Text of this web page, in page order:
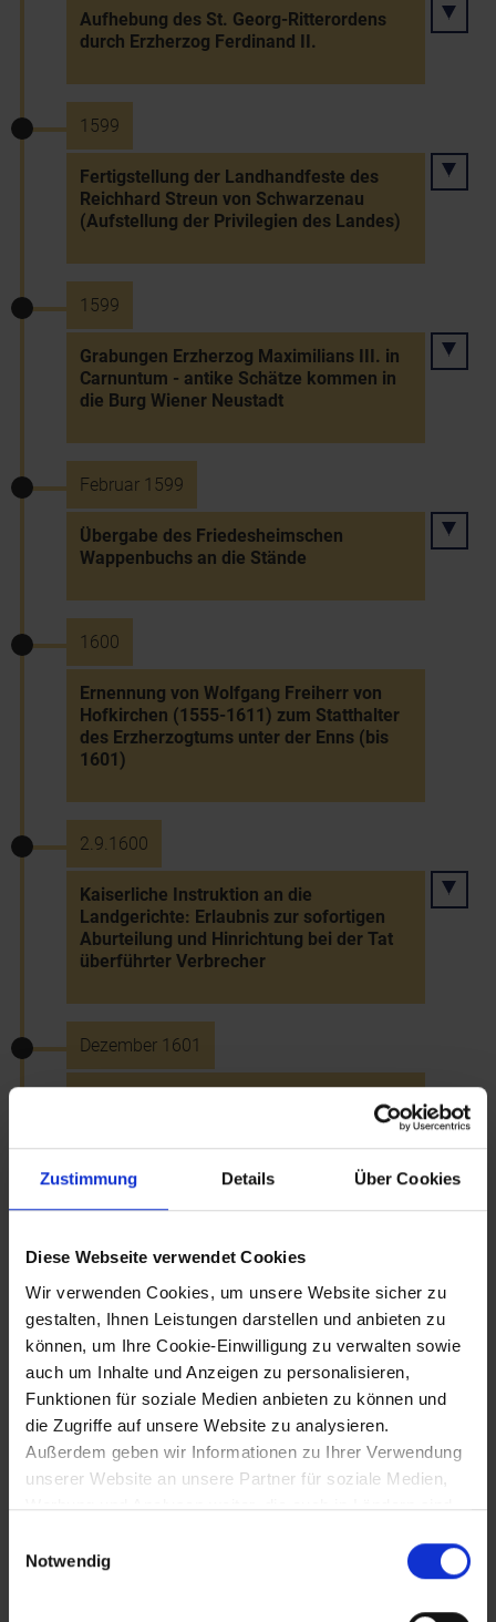
Zustimmung Details Über Cookies
Diese Webseite verwendet Cookies
Wir verwenden Cookies, um unsere Website sicher zu
gestalten, Ihnen Leistungen darstellen und anbieten zu
können, um Ihre Cookie-Einwilligung zu verwalten sowie
auch um Inhalte und Anzeigen zu personalisieren,
Funktionen für soziale Medien anbieten zu können und
die Zugriffe auf unsere Website zu analysieren.
Außerdem geben wir Informationen zu Ihrer Verwendung
unserer Website an unsere Partner für soziale Medien,
Werbung und Analysen weiter, die auch in Ländern sind,
gegeben ist, und in denen Sie Ihre Rechte uU nicht
effektiv durchsetzen können. Unsere Partner führen
diese Informationen möglicherweise mit weiteren Daten
Notwendig
Aufhebung des St. Georg-Ritterordens
durch Erzherzog Ferdinand II.
1599
Fertigstellung der Landhandfeste des
Reichhard Streun von Schwarzenau
(Aufstellung der Privilegien des Landes)
1599
Grabungen Erzherzog Maximilians III. in
Carnuntum - antike Schätze kommen in
die Burg Wiener Neustadt
Februar 1599
Übergabe des Friedesheimschen
Wappenbuchs an die Stände
1600
Ernennung von Wolfgang Freiherr von
Hofkirchen (1555-1611) zum Statthalter
des Erzherzogtums unter der Enns (bis
1601)
2.9.1600
Kaiserliche Instruktion an die
Landgerichte: Erlaubnis zur sofortigen
Aburteilung und Hinrichtung bei der Tat
überführter Verbrecher
Dezember 1601
1602
Stadtbrand in Klosterneuburg -
Zerstörung der Unteren Stadt und des
Franziskanerklosters (270 Häuser)
1603
Gründung der Ybbser